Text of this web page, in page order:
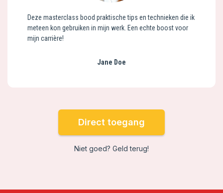
Deze masterclass bood praktische tips en technieken die ik
meteen kon gebruiken in mijn werk. Een echte boost voor
mijn carrière!
Jane Doe
Direct toegang
Niet goed? Geld terug!